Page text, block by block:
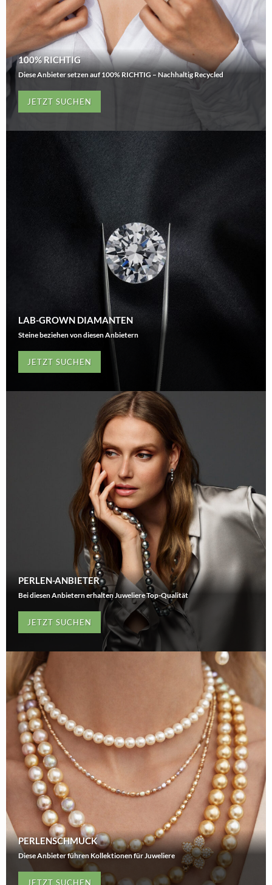
100% RICHTIG
Diese Anbieter setzen auf 100% RICHTIG – Nachhaltig Recycled
JETZT SUCHEN
LAB-GROWN DIAMANTEN
Steine beziehen von diesen Anbietern
JETZT SUCHEN
PERLEN-ANBIETER
Bei diesen Anbietern erhalten Juweliere Top-Qualität
JETZT SUCHEN
PERLENSCHMUCK
Diese Anbieter führen Kollektionen für Juweliere
JETZT SUCHEN